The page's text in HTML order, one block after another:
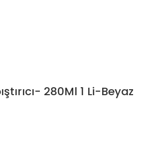
280Ml 1 Li-Beyaz